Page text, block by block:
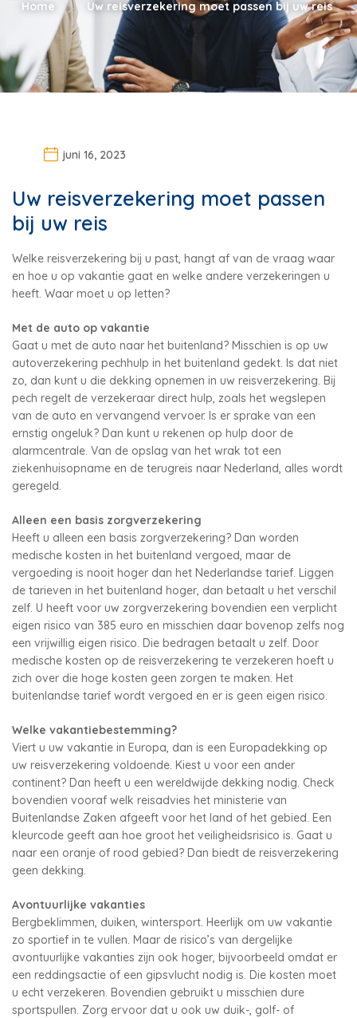
Home Uw reisverzekering moet passen bij uw reis
juni 16, 2023
Uw reisverzekering moet passen
bij uw reis
Welke reisverzekering bij u past, hangt af van de vraag waar
en hoe u op vakantie gaat en welke andere verzekeringen u
heeft. Waar moet u op letten?
Met de auto op vakantie
Gaat u met de auto naar het buitenland? Misschien is op uw
autoverzekering pechhulp in het buitenland gedekt. Is dat niet
zo, dan kunt u die dekking opnemen in uw reisverzekering. Bij
pech regelt de verzekeraar direct hulp, zoals het wegslepen
van de auto en vervangend vervoer. Is er sprake van een
ernstig ongeluk? Dan kunt u rekenen op hulp door de
alarmcentrale. Van de opslag van het wrak tot een
ziekenhuisopname en de terugreis naar Nederland, alles wordt
geregeld.
Alleen een basis zorgverzekering
Heeft u alleen een basis zorgverzekering? Dan worden
medische kosten in het buitenland vergoed, maar de
vergoeding is nooit hoger dan het Nederlandse tarief. Liggen
de tarieven in het buitenland hoger, dan betaalt u het verschil
zelf. U heeft voor uw zorgverzekering bovendien een verplicht
eigen risico van 385 euro en misschien daar bovenop zelfs nog
een vrijwillig eigen risico. Die bedragen betaalt u zelf. Door
medische kosten op de reisverzekering te verzekeren hoeft u
zich over die hoge kosten geen zorgen te maken. Het
buitenlandse tarief wordt vergoed en er is geen eigen risico.
Welke vakantiebestemming?
Viert u uw vakantie in Europa, dan is een Europadekking op
uw reisverzekering voldoende. Kiest u voor een ander
continent? Dan heeft u een wereldwijde dekking nodig. Check
bovendien vooraf welk reisadvies het ministerie van
Buitenlandse Zaken afgeeft voor het land of het gebied. Een
kleurcode geeft aan hoe groot het veiligheidsrisico is. Gaat u
naar een oranje of rood gebied? Dan biedt de reisverzekering
geen dekking.
Avontuurlijke vakanties
Bergbeklimmen, duiken, wintersport. Heerlijk om uw vakantie
zo sportief in te vullen. Maar de risico’s van dergelijke
avontuurlijke vakanties zijn ook hoger, bijvoorbeeld omdat er
een reddingsactie of een gipsvlucht nodig is. Die kosten moet
u echt verzekeren. Bovendien gebruikt u misschien dure
sportspullen. Zorg ervoor dat u ook uw duik-, golf- of